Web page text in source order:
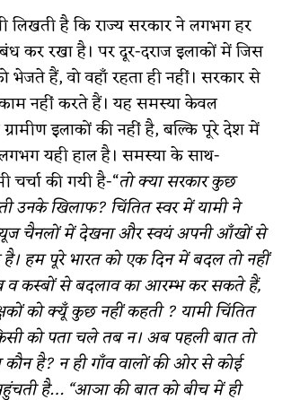
लिखती है कि राज्य सरकार ने लगभग हर
कर रखा है। पर दूर-दराज इलाकों में जिस
भेजते हैं, वो वहाँ रहता ही नहीं। सरकार से
नहीं करते हैं। यह समस्या केवल
इलाकों की नहीं है, बल्कि पूरे देश में
लगभग यही हाल है। समस्या के साथ-
चर्चा की गयी है-“तो क्या सरकार कुछ
उनके खिलाफ? चिंतित स्वर में यामी ने
चैनलों में देखना और स्वयं अपनी आँखों से
हम पूरे भारत को एक दिन में बदल तो नहीं
कस्बों से बदलाव का आरम्भ कर सकते हैं,
को क्यूँ कुछ नहीं कहती ? यामी चिंतित
को पता चले तब न। अब पहली बात तो
कौन है? न ही गाँव वालों की ओर से कोई
है… “आञा की बात को बीच में ही